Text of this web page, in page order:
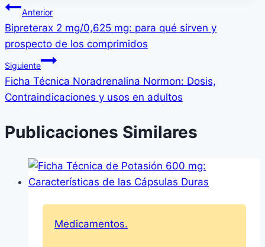
Navegación
de
entradas
Anterior
Bipreterax 2 mg/0,625 mg: para qué sirven y
prospecto de los comprimidos
Siguiente
Ficha Técnica Noradrenalina Normon: Dosis,
Contraindicaciones y usos en adultos
Publicaciones Similares
Medicamentos.